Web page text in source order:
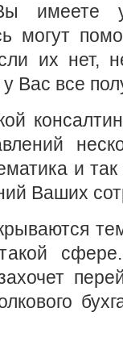
имеете
могут
их нет,
Вас все
и
Ваших